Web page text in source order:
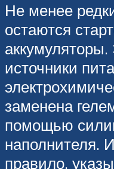
Не менее
остаются
источники
заменена
помощью
наполнителя.
правило,